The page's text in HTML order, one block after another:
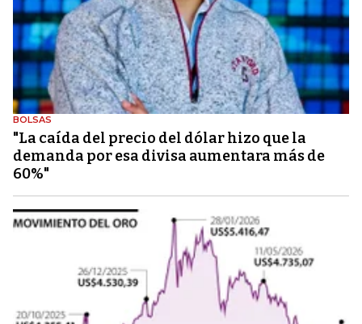
BOLSAS
"La caída del precio del dólar hizo que la
demanda por esa divisa aumentara más de
60%"